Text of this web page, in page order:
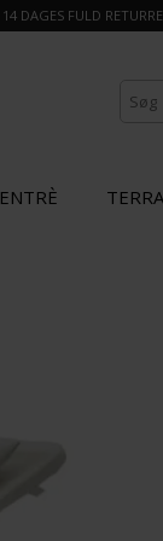
14 DAGES FULD
ENTRÈ
ANDRE